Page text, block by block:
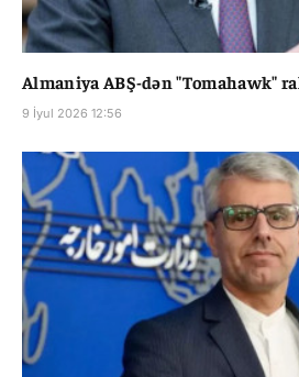
Almaniya ABŞ-dən "Tomahawk"
9 İyul 2026 12:56